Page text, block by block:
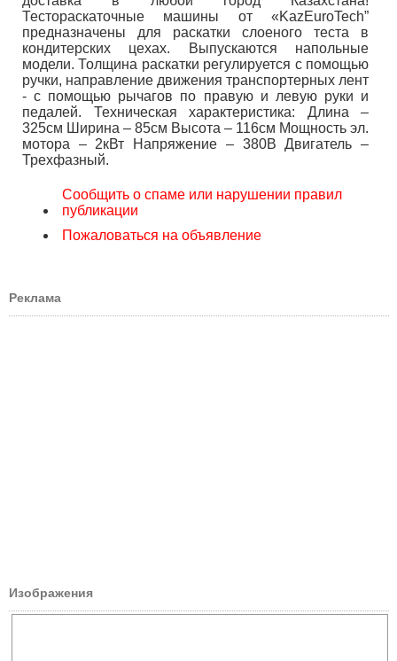
Тестораскаточные машины от «KazEuroTech”
предназначены для раскатки слоеного теста в
кондитерских цехах. Выпускаются напольные
модели. Толщина раскатки регулируется с помощью
ручки, направление движения транспортерных лент
- с помощью рычагов по правую и левую руки и
педалей. Техническая характеристика: Длина –
325см Ширина – 85см Высота – 116см Мощность эл.
мотора – 2кВт Напряжение – 380В Двигатель –
Трехфазный.
Сообщить о спаме или нарушении правил
публикации
Пожаловаться на объявление
Реклама
Изображения